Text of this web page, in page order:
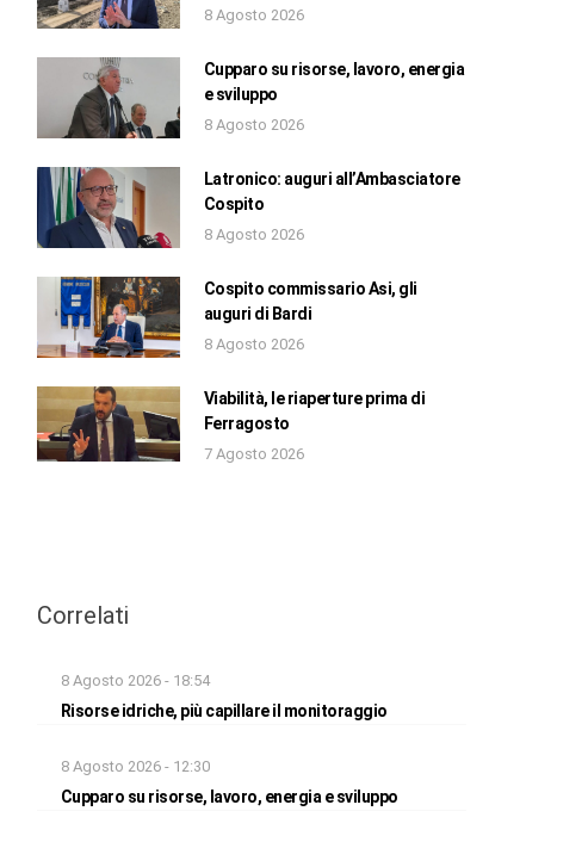
8 Agosto 2026
Cupparo su risorse, lavoro, energia
e sviluppo
8 Agosto 2026
Latronico: auguri all’Ambasciatore
Cospito
8 Agosto 2026
Cospito commissario Asi, gli
auguri di Bardi
8 Agosto 2026
Viabilità, le riaperture prima di
Ferragosto
7 Agosto 2026
Correlati
8 Agosto 2026 - 18:54
Risorse idriche, più capillare il monitoraggio
8 Agosto 2026 - 12:30
Cupparo su risorse, lavoro, energia e sviluppo